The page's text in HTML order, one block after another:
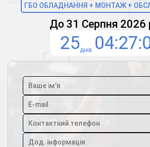
ГБО ОБЛАДНАННЯ + МОНТАЖ +
До 31 Серпня 2026
25днів 04 27